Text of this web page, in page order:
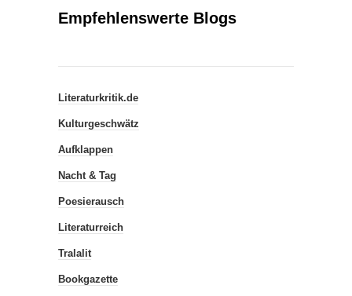
Empfehlenswerte Blogs
Literaturkritik.de
Kulturgeschwätz
Aufklappen
Nacht & Tag
Poesierausch
Literaturreich
Tralalit
Bookgazette